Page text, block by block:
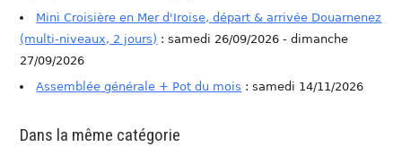
Mini Croisière en Mer d'Iroise, départ & arrivée Douarnenez
(multi-niveaux, 2 jours) : samedi 26/09/2026 - dimanche
27/09/2026
Assemblée générale + Pot du mois : samedi 14/11/2026
Dans la même catégorie